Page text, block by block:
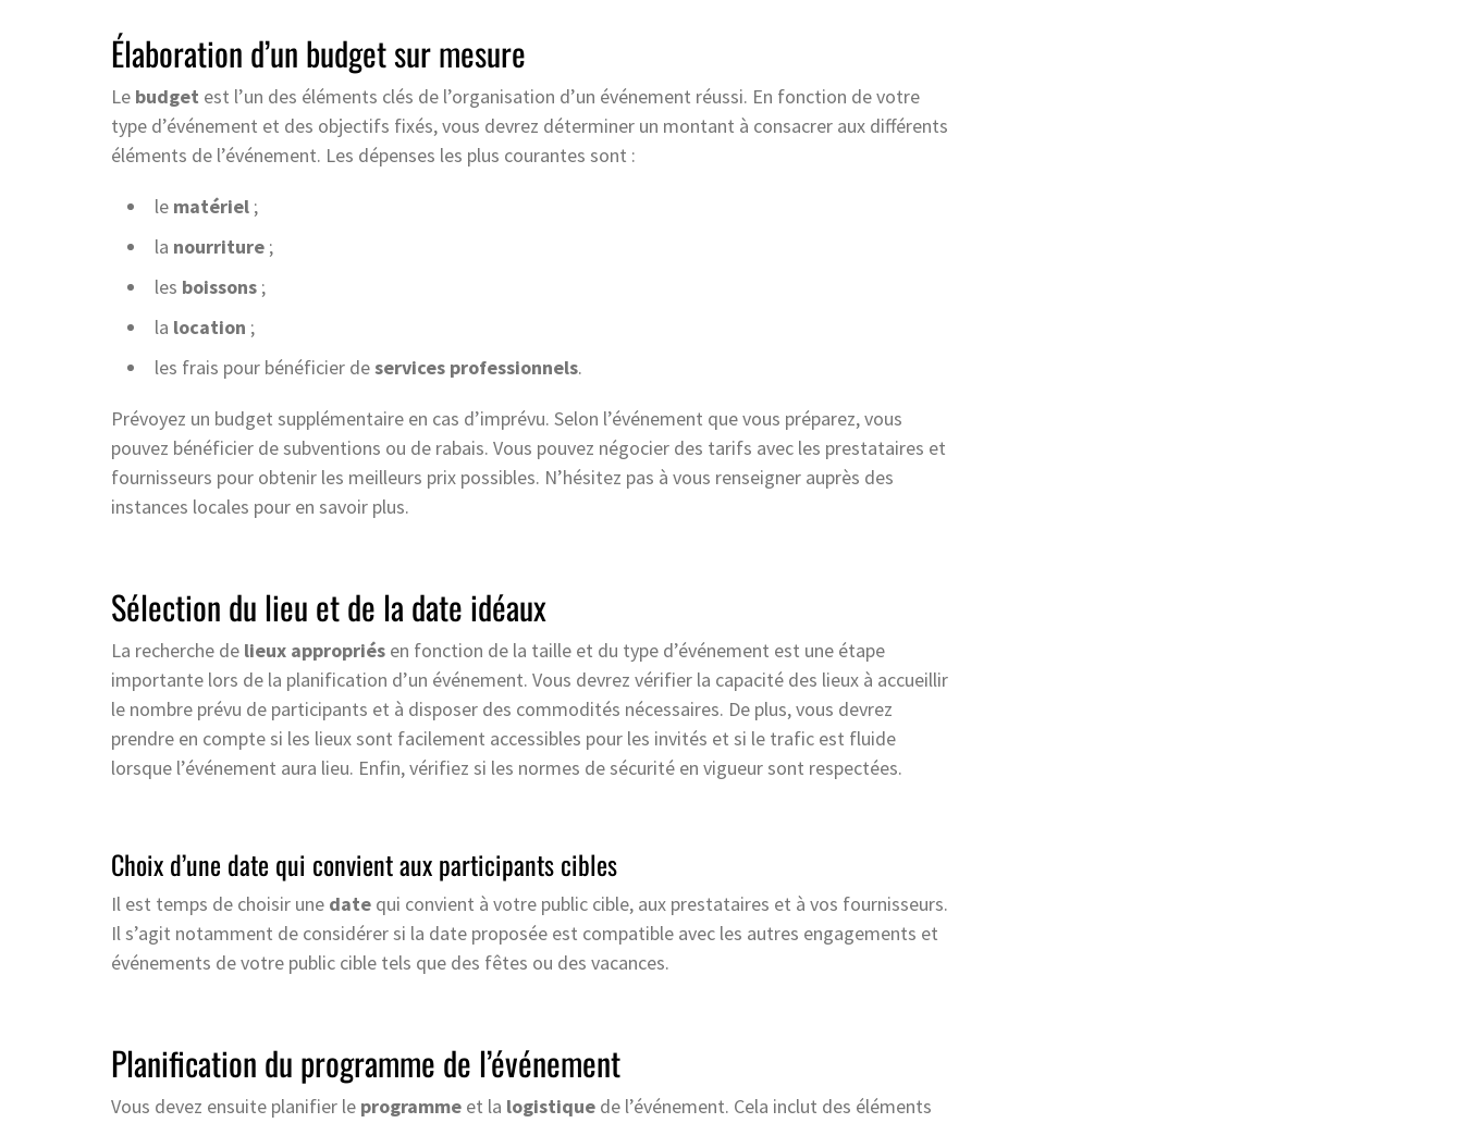
Élaboration d’un budget sur mesure
Le budget est l’un des éléments clés de l’organisation d’un événement réussi. En fonction de votre
type d’événement et des objectifs fixés, vous devrez déterminer un montant à consacrer aux différents
éléments de l’événement. Les dépenses les plus courantes sont :
le matériel ;
la nourriture ;
les boissons ;
la location ;
les frais pour bénéficier deservices professionnels.
Prévoyez un budget supplémentaire en cas d’imprévu. Selon l’événement que vous préparez, vous
pouvez bénéficier de subventions ou de rabais. Vous pouvez négocier des tarifs avec les prestataires et
fournisseurs pour obtenir les meilleurs prix possibles. N’hésitez pas à vous renseigner auprès des
instances locales pour en savoir plus.
Sélection du lieu et de la date idéaux
La recherche de lieux appropriés en fonction de la taille et du type d’événement est une étape
importante lors de la planification d’un événement. Vous devrez vérifier la capacité des lieux à accueillir
le nombre prévu de participants et à disposer des commodités nécessaires. De plus, vous devrez
prendre en compte si les lieux sont facilement accessibles pour les invités et si le trafic est fluide
lorsque l’événement aura lieu. Enfin, vérifiez si les normes de sécurité en vigueur sont respectées.
Choix d’une date qui convient aux participants cibles
Il est temps de choisir une date qui convient à votre public cible, aux prestataires et à vos fournisseurs.
Il s’agit notamment de considérer si la date proposée est compatible avec les autres engagements et
événements de votre public cible tels que des fêtes ou des vacances.
Planification du programme de l’événement
Vous devez ensuite planifier le programme et la logistique de l’événement. Cela inclut des éléments